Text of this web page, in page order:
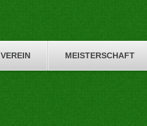
VEREIN MEISTERSCHAFT